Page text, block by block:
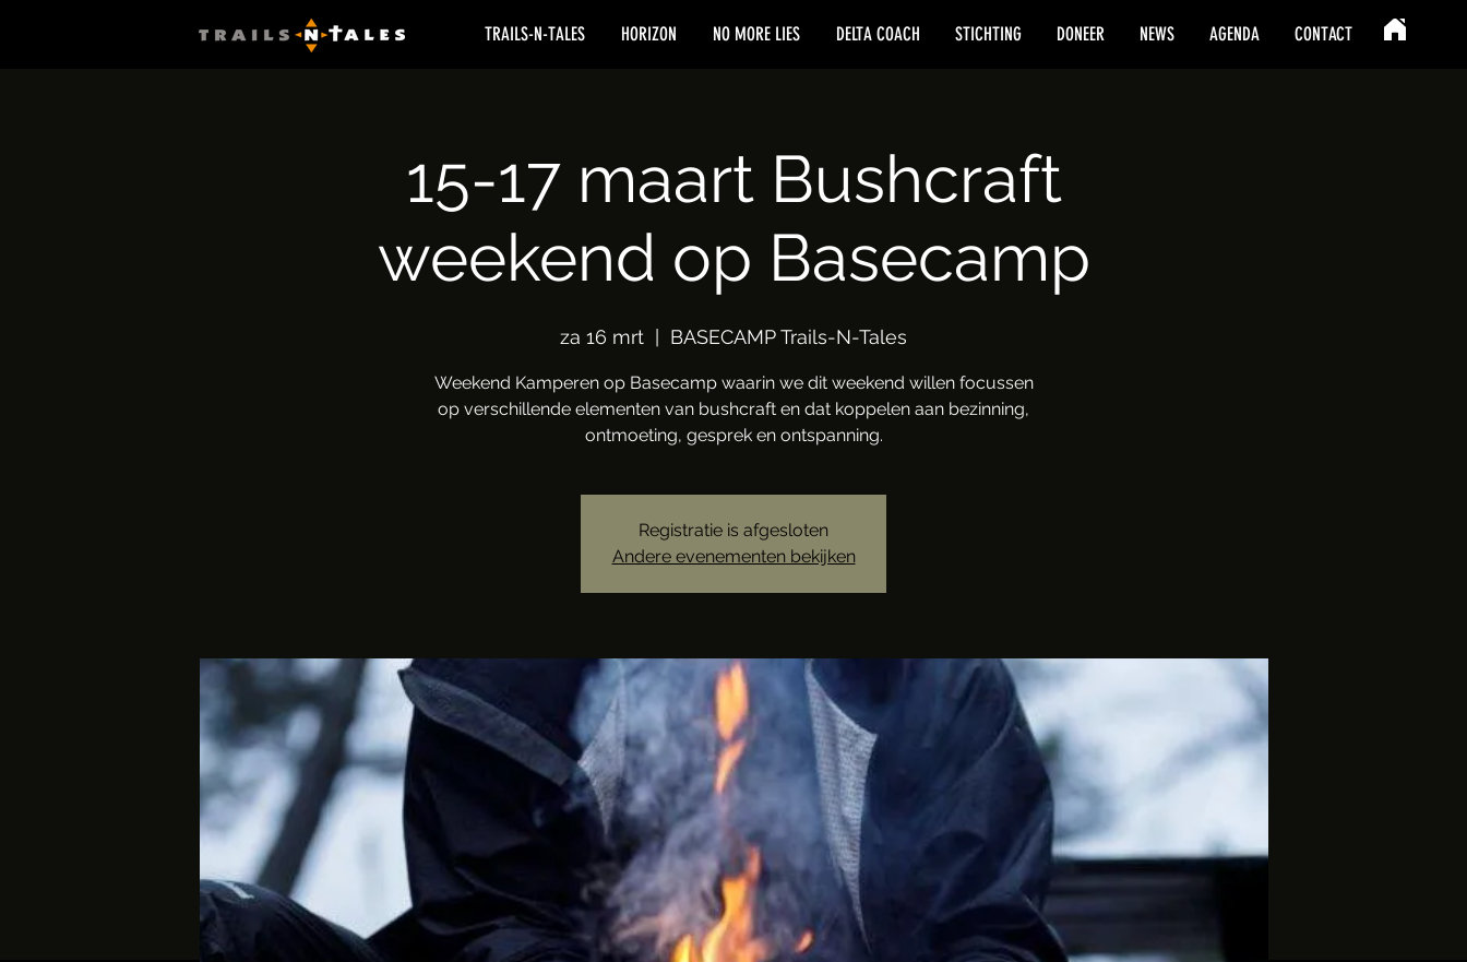
TRAILS-N-TALES HORIZON NO MORE LIES DELTA COACH STICHTING DONEER NEWS AGENDA CONTACT
15-17 maart Bushcraft
weekend op Basecamp
za 16 mrt BASECAMP Trails-N-Tales
Weekend Kamperen op Basecamp waarin we dit weekend willen focussen
op verschillende elementen van bushcraft en dat koppelen aan bezinning,
Registratie is afgesloten
Andere evenementen bekijken